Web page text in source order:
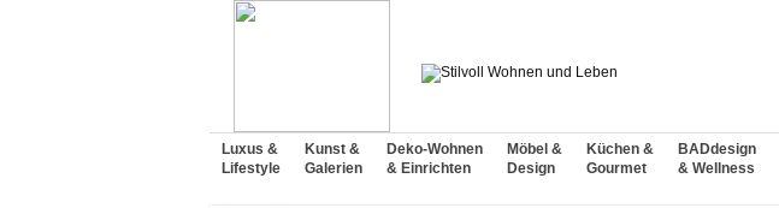
Luxus &
Lifestyle
Kunst &
Galerien
Deko-Wohnen
& Einrichten
Möbel &
Design
Küchen &
Gourmet
BADdesign
& Wellness